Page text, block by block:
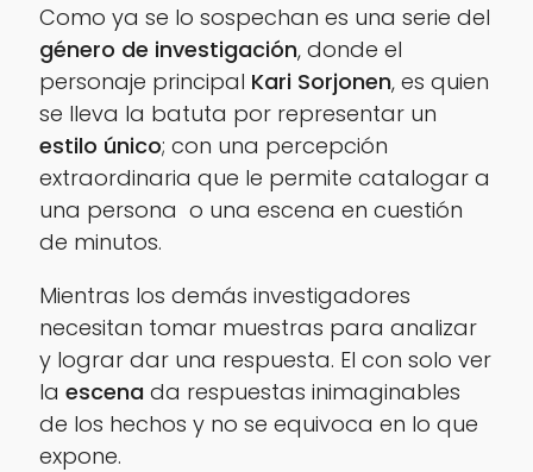
Como ya se lo sospechan es una serie del
género de investigación, donde el
personaje principal Kari Sorjonen, es quien
se lleva la batuta por representar un
estilo único; con una percepción
extraordinaria que le permite catalogar a
una persona o una escena en cuestión
de minutos.
Mientras los demás investigadores
necesitan tomar muestras para analizar
y lograr dar una respuesta. El con solo ver
la escena da respuestas inimaginables
de los hechos y no se equivoca en lo que
expone.